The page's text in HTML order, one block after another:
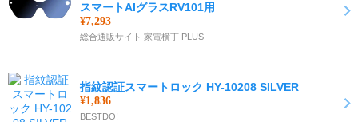
スマートAIグラスRV101用
¥7,293
総合通販サイト 家電横丁 PLUS
指紋認証スマートロック HY-10208 SILVER
¥1,836
BESTDO!